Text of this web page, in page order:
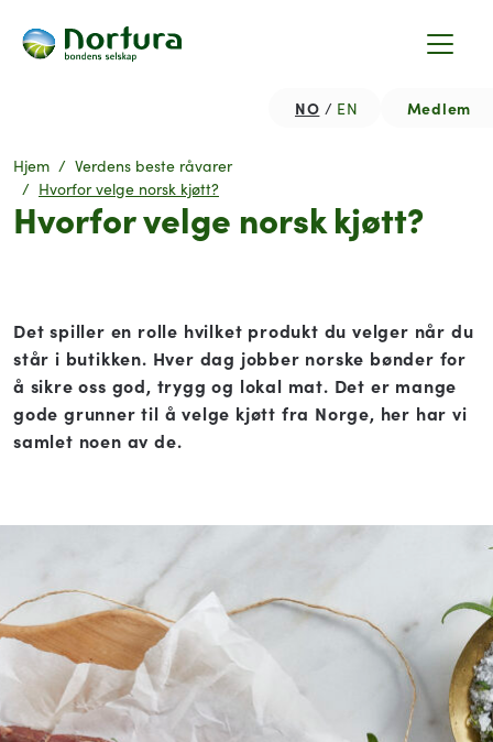
Medlem
NO EN
Hjem
Verdens beste råvarer
Hvorfor velge norsk kjøtt?
Hvorfor velge norsk kjøtt?
Det spiller en rolle hvilket produkt du velger når du
står i butikken. Hver dag jobber norske bønder for
å sikre oss god, trygg og lokal mat. Det er mange
gode grunner til å velge kjøtt fra Norge, her har vi
samlet noen av de.